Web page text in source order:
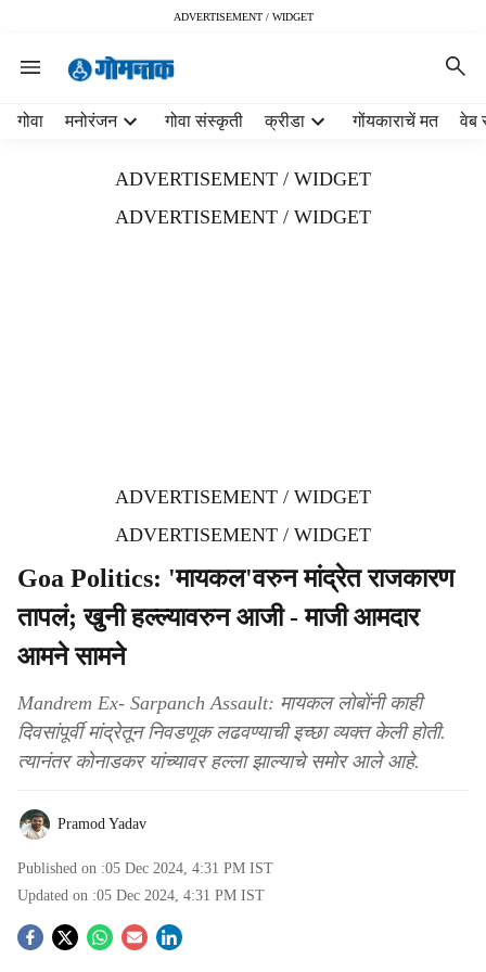
ADVERTISEMENT / WIDGET
गोवा मनोरंजन गोवा संस्कृती क्रीडा गोंयकाराचें मत वेब
ADVERTISEMENT / WIDGET
ADVERTISEMENT / WIDGET
ADVERTISEMENT / WIDGET
ADVERTISEMENT / WIDGET
Goa Politics: 'मायकल'वरुन मांद्रेत राजकारण
तापलं; खुनी हल्ल्यावरुन आजी - माजी आमदार
आमने सामने
Mandrem Ex- Sarpanch Assault: मायकल लोबोंनी काही
दिवसांपूर्वी मांद्रेतून निवडणूक लढवण्याची इच्छा व्यक्त केली होती.
त्यानंतर कोनाडकर यांच्यावर हल्ला झाल्याचे समोर आले आहे.
Pramod Yadav
Published on :05 Dec 2024, 4:31 PM IST
Updated on :05 Dec 2024, 4:31 PM IST
S